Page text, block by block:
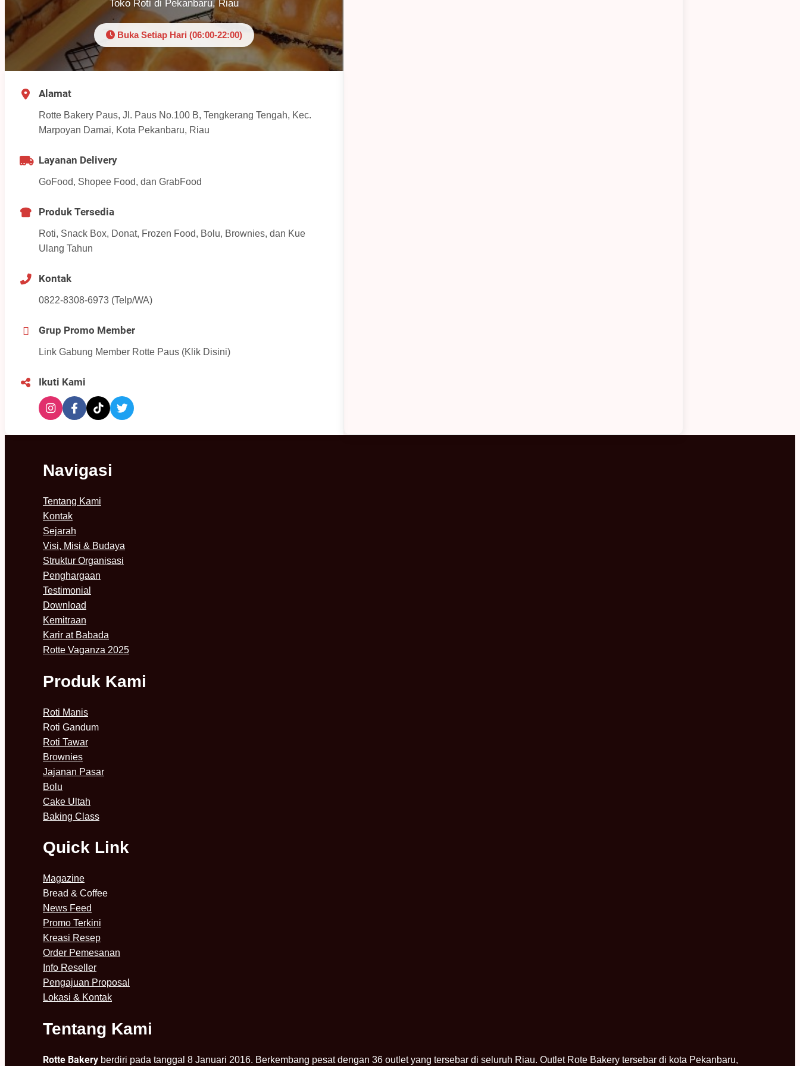
Toko Roti di Pekanbaru, Riau
Buka Setiap Hari (06:00-22:00)
Alamat
Rotte Bakery Paus, Jl. Paus No.100 B, Tengkerang Tengah, Kec.
Marpoyan Damai, Kota Pekanbaru, Riau
Layanan Delivery
GoFood, Shopee Food, dan GrabFood
Produk Tersedia
Roti, Snack Box, Donat, Frozen Food, Bolu, Brownies, dan Kue
Ulang Tahun
Kontak
0822-8308-6973 (Telp/WA)
Grup Promo Member
Link Gabung Member Rotte Paus (Klik Disini)
Ikuti Kami
Navigasi
Tentang Kami
Kontak
Sejarah
Visi, Misi & Budaya
Struktur Organisasi
Penghargaan
Testimonial
Download
Kemitraan
Karir at Babada
Rotte Vaganza 2025
Produk Kami
Roti Manis
Roti Gandum
Roti Tawar
Brownies
Jajanan Pasar
Bolu
Cake Ultah
Baking Class
Quick Link
Magazine
Bread & Coffee
News Feed
Promo Terkini
Kreasi Resep
Order Pemesanan
Info Reseller
Pengajuan Proposal
Lokasi & Kontak
Tentang Kami
Rotte Bakery berdiri pada tanggal 8 Januari 2016. Berkembang pesat dengan 36 outlet yang tersebar di seluruh Riau. Outlet Rote Bakery tersebar di kota Pekanbaru,